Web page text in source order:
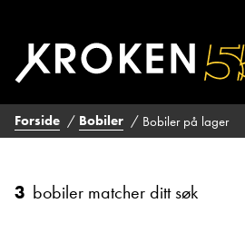
på
lager
Forside Bobiler Bobiler på lager
3 bobiler matcher ditt søk